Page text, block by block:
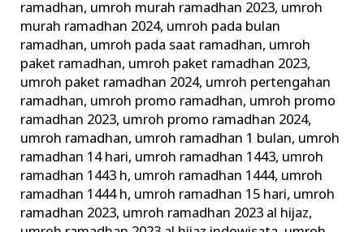
ramadhan, umroh murah ramadhan 2023, umroh
murah ramadhan 2024, umroh pada bulan
ramadhan, umroh pada saat ramadhan, umroh
paket ramadhan, umroh paket ramadhan 2023,
umroh paket ramadhan 2024, umroh pertengahan
ramadhan, umroh promo ramadhan, umroh promo
ramadhan 2023, umroh promo ramadhan 2024,
umroh ramadhan, umroh ramadhan 1 bulan, umroh
ramadhan 14 hari, umroh ramadhan 1443, umroh
ramadhan 1443 h, umroh ramadhan 1444, umroh
ramadhan 1444 h, umroh ramadhan 15 hari, umroh
ramadhan 2023, umroh ramadhan 2023 al hijaz,